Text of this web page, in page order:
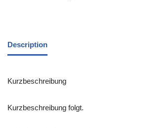
Description
Kurzbeschreibung
Kurzbeschreibung folgt.